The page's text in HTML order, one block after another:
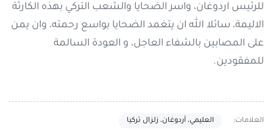
للرئيس اردوغان، واسر الضحايا والشعب التركي بهذه الكارثة
الاليمة، سائلا الله ان يتغمد الضحايا بواسع رحمته، وان يمن
على المصابين بالشفاء العاجل، و العودة السالمة
للمفقودين.
العلامات: العليمي، أردوغان، زلزال تركيا